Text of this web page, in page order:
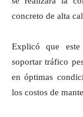
concreto de alta
Explicó que este
soportar tráfico
en óptimas
los costos de